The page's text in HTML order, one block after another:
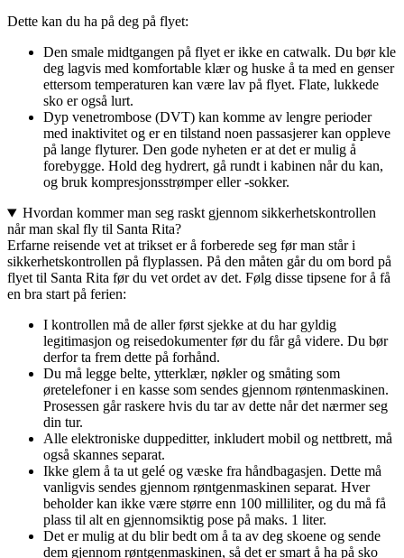
Dette kan du ha på deg på flyet:
Den smale midtgangen på flyet er ikke en catwalk. Du bør kle
deg lagvis med komfortable klær og huske å ta med en genser
ettersom temperaturen kan være lav på flyet. Flate, lukkede
sko er også lurt.
Dyp venetrombose (DVT) kan komme av lengre perioder
med inaktivitet og er en tilstand noen passasjerer kan oppleve
på lange flyturer. Den gode nyheten er at det er mulig å
forebygge. Hold deg hydrert, gå rundt i kabinen når du kan,
og bruk kompresjonsstrømper eller -sokker.
Hvordan kommer man seg raskt gjennom sikkerhetskontrollen
når man skal fly til Santa Rita?
Erfarne reisende vet at trikset er å forberede seg før man står i
sikkerhetskontrollen på flyplassen. På den måten går du om bord på
flyet til Santa Rita før du vet ordet av det. Følg disse tipsene for å få
en bra start på ferien:
I kontrollen må de aller først sjekke at du har gyldig
legitimasjon og reisedokumenter før du får gå videre. Du bør
derfor ta frem dette på forhånd.
Du må legge belte, ytterklær, nøkler og småting som
øretelefoner i en kasse som sendes gjennom røntenmaskinen.
Prosessen går raskere hvis du tar av dette når det nærmer seg
din tur.
Alle elektroniske duppeditter, inkludert mobil og nettbrett, må
også skannes separat.
Ikke glem å ta ut gelé og væske fra håndbagasjen. Dette må
vanligvis sendes gjennom røntgenmaskinen separat. Hver
beholder kan ikke være større enn 100 milliliter, og du må få
plass til alt en gjennomsiktig pose på maks. 1 liter.
Det er mulig at du blir bedt om å ta av deg skoene og sende
dem gjennom røntgenmaskinen, så det er smart å ha på sko